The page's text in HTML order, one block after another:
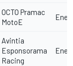
OCTO Pramac
MotoE
Avintia
Esponsorama
Racing